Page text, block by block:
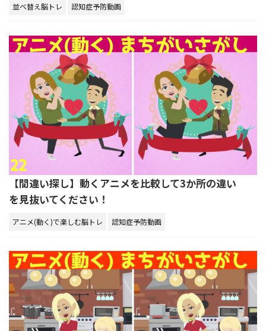
並べ替え脳トレ 認知症予防動画
【間違い探し】動くアニメを比較して3か所の違い
を見抜いてください！
アニメ(動く)で楽しむ脳トレ 認知症予防動画